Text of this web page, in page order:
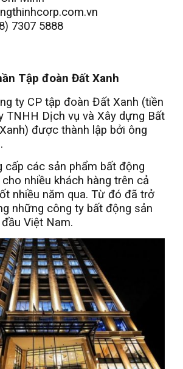
7307 5888
Tập đoàn Đất Xanh
ty CP tập đoàn Đất Xanh (tiền
TNHH Dịch vụ và Xây dựng Bất
được thành lập bởi ông
cấp các sản phẩm bất động
nhiều khách hàng trên cả
nhiều năm qua. Từ đó đã trở
những công ty bất động sản
Việt Nam.